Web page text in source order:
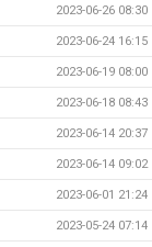
2023-06-26 08:30
2023-06-24 16:15
2023-06-19 08:00
2023-06-18 08:43
2023-06-14 20:37
2023-06-14 09:02
2023-06-01 21:24
2023-05-24 07:14